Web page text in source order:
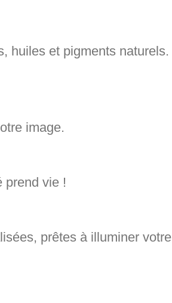
huiles et pigments naturels.
image.
prend vie !
, prêtes à illuminer votre